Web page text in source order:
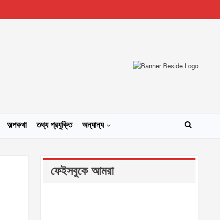
অল্পকথা তথ্য প্রযুক্তি অন্যান্য
ফেইসবুকে আমরা